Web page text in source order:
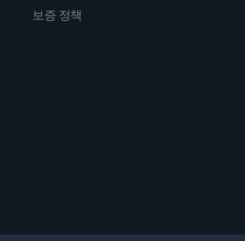
보증 정책